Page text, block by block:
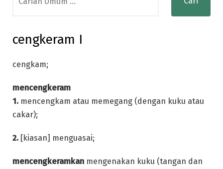
for:
cengkeram I
cengkam;
mencengkeram
1. mencengkam atau memegang (dengan kuku atau
cakar);
2. [kiasan] menguasai;
mencengkeramkan mengenakan kuku (tangan dan